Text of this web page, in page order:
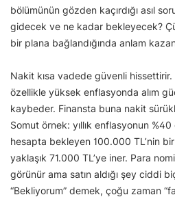
bölümünün gözden kaçırdığı asıl
gidecek ve ne kadar bekleyecek?
bir plana bağlandığında anlam
Nakit kısa vadede güvenli
özellikle yüksek enflasyonda alım
kaybeder. Finansta buna nakit
Somut örnek: yıllık enflasyonun
hesapta bekleyen 100.000 TL’nin bir
yaklaşık 71.000 TL’ye iner. Para
görünür ama satın aldığı şey ciddi
“Bekliyorum” demek, çoğu zaman